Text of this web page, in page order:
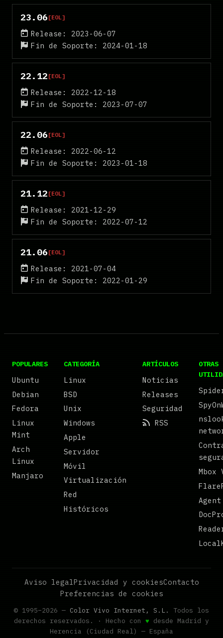
23.06 [EOL]
Release: 2023-06-07
Fin de Soporte: 2024-01-18
22.12 [EOL]
Release: 2022-12-18
Fin de Soporte: 2023-07-07
22.06 [EOL]
Release: 2022-06-12
Fin de Soporte: 2023-01-18
21.12 [EOL]
Release: 2021-12-29
Fin de Soporte: 2022-07-12
21.06 [EOL]
Release: 2021-07-04
Fin de Soporte: 2022-01-29
POPULARES
Ubuntu
Debian
Fedora
Linux
Mint
Arch
Linux
Manjaro
CATEGORÍA
Linux
BSD
Unix
Windows
Apple
Servidor
Móvil
Virtualización
Red
Históricos
ARTÍCULOS
Noticias
Releases
Seguridad
RSS
OTRAS
Mbox
Agent
Aviso legalPrivacidad y cookiesContacto
Preferencias de cookies
© 1995–2026 — Color Vivo Internet, S.L.
Todos los
derechos reservados. · Hecho con ♥ desde Madrid y
Herencia (Ciudad Real) — España